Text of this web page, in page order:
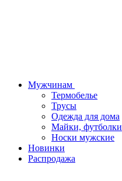
Мужчинам
Термобелье
Трусы
Одежда для дома
Майки, футболки
Носки мужские
Новинки
Распродажа